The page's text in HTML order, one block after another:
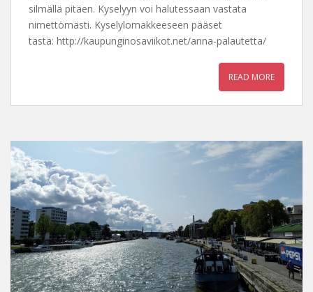
silmällä pitäen. Kyselyyn voi halutessaan vastata
nimettömästi. Kyselylomakkeeseen pääset
tästä: http://kaupunginosaviikot.net/anna-palautetta/
READ MORE